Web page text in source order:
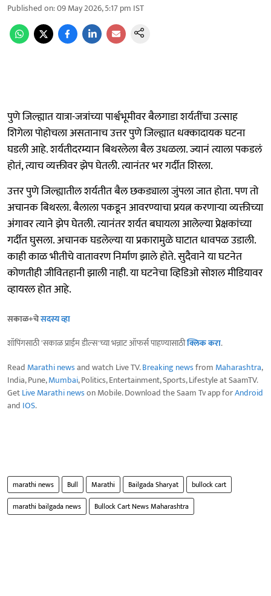
Published on:09 May 2026, 5:17 pm IST
पुणे जिल्ह्यात यात्रा-जत्रांच्या पार्श्वभूमीवर बैलगाडा शर्यतींचा उत्साह
शिगेला पोहोचला असतानाच उत्तर पुणे जिल्ह्यात धक्कादायक घटना
घडली आहे. शर्यतीदरम्यान बिथरलेला बैल उधळला. ज्यानं त्याला पकडलं
होतं, त्याच व्यक्तीवर झेप घेतली. त्यानंतर भर गर्दीत शिरला.
उत्तर पुणे जिल्ह्यातील शर्यतीत बैल छकड्याला जुंपला जात होता. पण तो
अचानक बिथरला. बैलाला पकडून आवरण्याचा प्रयत्न करणाऱ्या व्यक्तीच्या
अंगावर त्याने झेप घेतली. त्यानंतर शर्यत बघायला आलेल्या प्रेक्षकांच्या
गर्दीत घुसला. अचानक घडलेल्या या प्रकारामुळे घाटात धावपळ उडाली.
काही काळ भीतीचे वातावरण निर्माण झाले होते. सुदैवाने या घटनेत
कोणतीही जीवितहानी झाली नाही. या घटनेचा व्हिडिओ सोशल मीडियावर
व्हायरल होत आहे.
सकाळ+चेसदस्य व्हा
शॉपिंगसाठी 'सकाळ प्राईम डील्स'च्या भन्नाट ऑफर्स पाहण्यासाठीक्लिक करा.
Read Marathi newsand watch Live TV.Breaking newsfrom Maharashtra,
India, Pune,Mumbai, Politics, Entertainment, Sports, Lifestyle at SaamTV.
GetLive Marathi newson Mobile. Download the Saam Tv app forAndroid
and IOS.
marathi news Bull Marathi Bailgada Sharyat
bullock cart
marathi bailgada news
Bullock Cart News Maharashtra